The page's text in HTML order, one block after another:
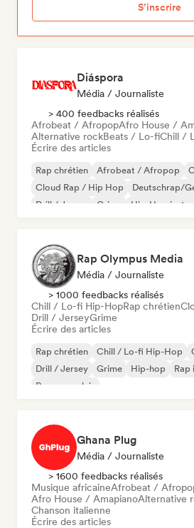
S’inscrire
Diáspora
Média / Journaliste
> 400 feedbacks réalisés
Afrobeat / AfropopAfro House /
Alternative rockBeats / Lo-fiChill /
Écrire des articles
Rap chrétien Afrobeat / Afropop
Cloud Rap / Hip Hop
Deutschrap/
Drill / Jersey
Grime Hip-Hop
Rap Olympus Media
Média / Journaliste
> 1000 feedbacks réalisés
Chill / Lo-fi Hip-HopRap chrétien
Drill / JerseyGrime
Écrire des articles
Rap chrétien Chill / Lo-fi Hip-Hop
Drill / Jersey
Grime Hip-hop
Rap
Rap en anglais
Ghana Plug
Média / Journaliste
> 1600 feedbacks réalisés
Musique africaineAfrobeat /
Afro House / AmapianoAlternative
Chanson italienne
Écrire des articles